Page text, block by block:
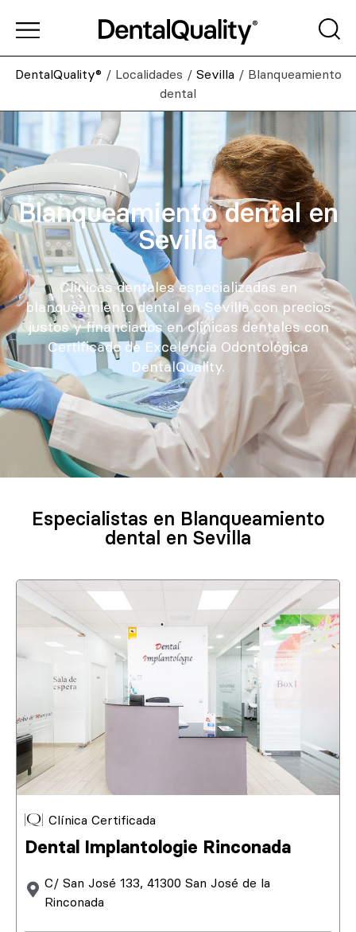
DentalQuality® / Localidades / Sevilla / Blanqueamiento
dental
Blanqueamiento dental en
Sevilla
Clínicas dentales especializadas en
blanqueamiento dental en Sevilla con precios
justos y financiados en clínicas dentales con
Certificado de Excelencia Odontológica
DentalQuality.
Especialistas en Blanqueamiento
dental en Sevilla
Clínica Certificada
Dental Implantologie Rinconada
C/ San José 133, 41300 San José de la
Rinconada